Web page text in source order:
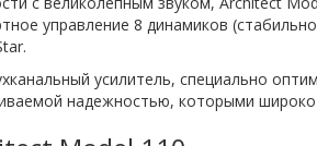
управление 8 динамиков
усилитель, специально
надежностью, которыми